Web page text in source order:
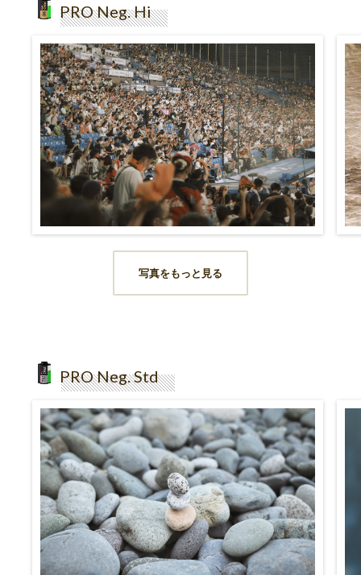
PRO Neg. Hi
写真をもっと見る
PRO Neg. Std